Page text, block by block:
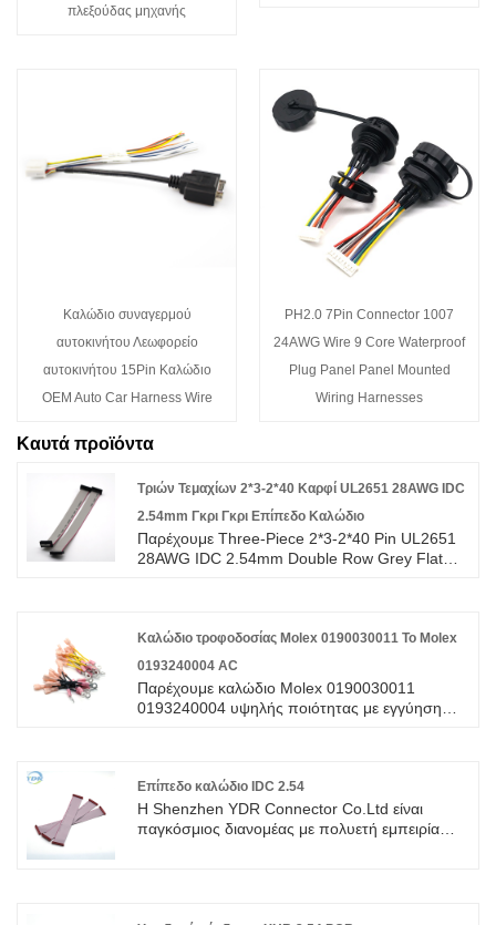
πλεξούδας μηχανής
Καλώδιο συναγερμού
αυτοκινήτου Λεωφορείο
αυτοκινήτου 15Pin Καλώδιο
OEM Auto Car Harness Wire
PH2.0 7Pin Connector 1007
24AWG Wire 9 Core Waterproof
Plug Panel Panel Mounted
Wiring Harnesses
Καυτά προϊόντα
Τριών Τεμαχίων 2*3-2*40 Καρφί UL2651 28AWG IDC
2.54mm Γκρι Γκρι Επίπεδο Καλώδιο
Παρέχουμε Three-Piece 2*3-2*40 Pin UL2651
28AWG IDC 2.54mm Double Row Grey Flat
πάνω από 10 χρόνια, καλύπτοντας το
μεγαλύτερο μέρος της αγοράς της Ασίας, της
γίνουμε ο μακροπρόθεσμος συνεργάτης σας
στην Κίνα.
Καλώδιο τροφοδοσίας Molex 0190030011 To Molex
0193240004 AC
Παρέχουμε καλώδιο Molex 0190030011
0193240004 υψηλής ποιότητας με εγγύηση
μεγαλύτερο μέρος της αγοράς της Ασίας, της
Ευρώπης και της Αμερικής. Περιμένουμε να
γίνουμε ο μακροπρόθεσμος συνεργάτης σας
Επίπεδο καλώδιο IDC 2.54
Η Shenzhen YDR Connector Co.Ltd είναι
παγκόσμιος διανομέας με πολυετή εμπειρία